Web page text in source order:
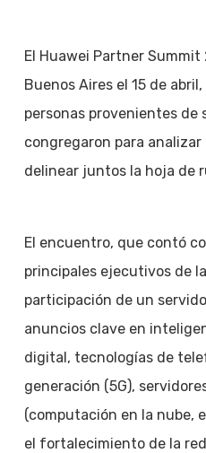
El Huawei Partner
Buenos Aires el 15 de
personas provenientes de
congregaron para
delinear juntos la hoja de
El encuentro, que contó
principales ejecutivos de la
participación de un
anuncios clave en
digital, tecnologías de
generación (5G),
(computación en la nube,
el fortalecimiento de la